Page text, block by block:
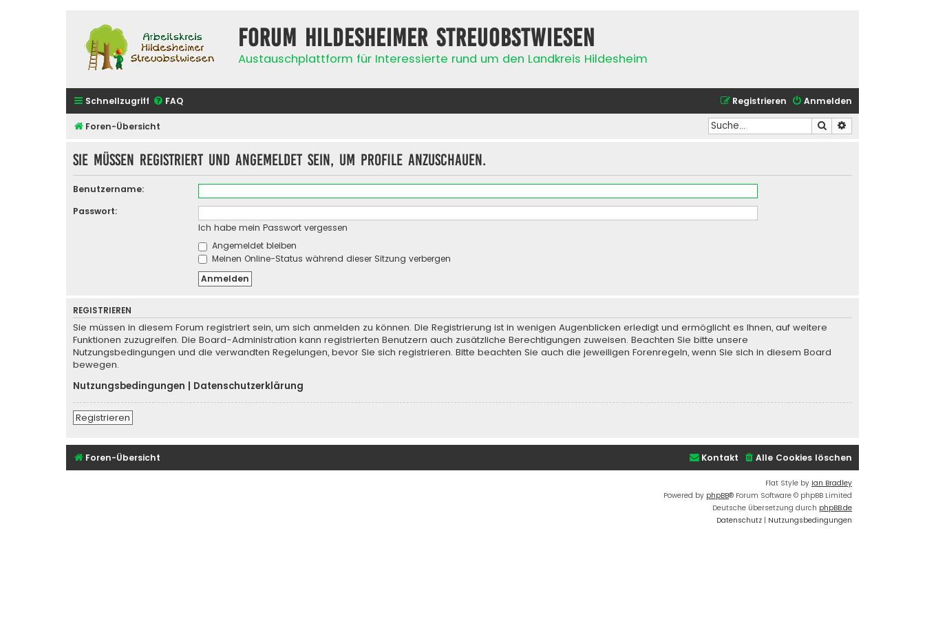
Forum Hildesheimer Streuobstwiesen
Austauschplattform für Interessierte rund um den Landkreis Hildesheim
Schnellzugriff FAQ Anmelden
Registrieren
Foren-Übersicht Suche
Sie müssen registriert und angemeldet sein, um Profile anzuschauen.
Benutzername:
Passwort:
Ich habe mein Passwort vergessen
Angemeldet bleiben
Meinen Online-Status während dieser Sitzung verbergen
REGISTRIEREN
Sie müssen in diesem Forum registriert sein, um sich anmelden zu können. Die Registrierung ist in wenigen Augenblicken erledigt und ermöglicht es Ihnen, auf weitere
Funktionen zuzugreifen. Die Board-Administration kann registrierten Benutzern auch zusätzliche Berechtigungen zuweisen. Beachten Sie bitte unsere
Nutzungsbedingungen und die verwandten Regelungen, bevor Sie sich registrieren. Bitte beachten Sie auch die jeweiligen Forenregeln, wenn Sie sich in diesem Board
bewegen.
Nutzungsbedingungen
Datenschutzerklärung
Registrieren
Foren-Übersicht Alle Cookies löschen
Kontakt
Flat Style by Ian Bradley
Powered by phpBB® Forum Software © phpBB Limited
Deutsche Übersetzung durch phpBB.de
Datenschutz | Nutzungsbedingungen